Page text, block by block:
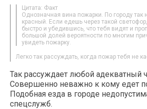
Цитата: Факт
Однозначная вина пожарки. По городу так
красный. Если едешь через такой
быстро и убедившись, что тебя видят и
большой долей вероятности по многим
увидеть пожарку.
Легко так рассуждать, когда пожар тебя не
Так рассуждает любой адекватный
Совершенно неважно к кому едет
Подобная езда в городе
спецслужб.